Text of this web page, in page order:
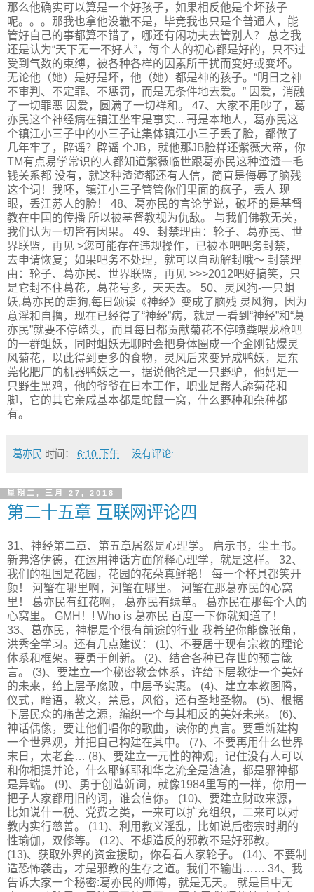
那么他确实可以算是一个好孩子，如果相反他是个坏孩子
呢。。。那我也拿他没辙不是，毕竟我也只是个普通人，能
管好自己的事都算不错了，哪还有闲功夫去管别人？ 总之我
还是认为“天下无一不好人”，每个人的初心都是好的，只不过
受到气数的束缚，被各种各样的因素所干扰而变好或变坏。
无论他（她）是好是坏，他（她）都是神的孩子。“明日之神
不审判、不定罪、不惩罚，而是无条件地去爱。” 因爱，消融
了一切罪恶 因爱，圆满了一切祥和。 47、大家不用吵了，葛
亦民这个神经病在镇江坐牢是事实... 哥是本地人，葛亦民这
个镇江小三子中的小三子让集体镇江小三子丢了脸，都做了
几年牢了，辟谣？辟谣 个JB，就他那JB脸样还紫薇大帝，你
TM有点易学常识的人都知道紫薇临世跟葛亦民这种渣渣一毛
钱关系都 没有，就这种渣渣都还有人信，简直是侮辱了脑残
这个词！我呸，镇江小三子管管你们里面的疯子，丢人 现
眼，丢江苏人的脸！ 48、葛亦民的言论学说，破坏的是基督
教在中国的传播 所以被基督教视为仇敌。 与我们佛教无关，
我们认为一切皆有因果。 49、封禁理由：轮子、葛亦民、世
界联盟，再见 >您可能存在违规操作，已被本吧吧务封禁，
去申请恢复；如果吧务不处理，就可以自动解封哦～ 封禁理
由：轮子、葛亦民、世界联盟，再见 >>>2012吧好搞笑，只
是它封不住葛花，葛花号多，天天去。 50、灵风狗-一只蛆
妖,葛亦民的走狗,每日颂读《神经》变成了脑残 灵风狗，因为
意淫和自撸，现在已经得了“神经”病，就是一看到“神经”和“葛
亦民”就要不停磕头，而且每日都贡献菊花不停喷粪喂龙枪吧
的一群蛆妖，同时蛆妖无聊时会把身体圈成一个金刚钻爆灵
风菊花，以此得到更多的食物，灵风后来变异成鸭妖，是东
莞化肥厂的机器鸭妖之一，据说他爸是一只野驴，他妈是一
只野生黑鸡，他的爷爷在日本工作，职业是帮人舔菊花和
脚，它的其它亲戚基本都是蛇鼠一窝，什么野种和杂种都
有。
葛亦民 时间： 6:10 下午 没有评论:
星期二, 三月 27, 2018
第二十五章 互联网评论四
31、神经第二章、第五章居然是心理学。 启示书，尘土书。
新弗洛伊德，在运用神话方面解释心理学，就是这样。 32、
我们的祖国是花园，花园的花朵真鲜艳！ 每一个杯具都笑开
颜！ 河蟹在哪里啊，河蟹在哪里。 河蟹在那葛亦民的心窝
里！ 葛亦民有红花啊， 葛亦民有绿草。 葛亦民在那每个人的
心窝里。 GMH！! Who is 葛亦民 百度一下你就知道了！
33、葛亦民，神棍是个很有前途的行业 我希望你能像张角，
洪秀全学习。还有几点建议： (1)、不要居于现有宗教的理论
体系和框架。要勇于创新。 (2)、结合各种已存世的预言箴
言。 (3)、要建立一个秘密教会体系，许给下层教徒一个美好
的未来，给上层予腐败，中层予实惠。 (4)、建立本教图腾，
仪式，暗语，教义，禁忌，风俗，还有圣地圣物。 (5)、根据
下层民众的痛苦之源，编织一个与其相反的美好未来。 (6)、
神话偶像，要让他们唱你的歌曲，读你的真言。要重新建构
一个世界观，并把自己构建在其中。 (7)、不要再用什么世界
末日，太老套… (8)、要建立一元性的神观，记住没有人可以
和你相提并论，什么耶稣耶和华之流全是渣渣，都是邪神都
是异端。 (9)、勇于创造新词，就像1984里写的一样，你用一
把子人家都用旧的词，谁会信你。 (10)、要建立财政来源，
比如说什一税、党费之类，一来可以扩充组织，二来可以对
教内实行慈善。 (11)、利用教义淫乱，比如说后密宗时期的
性瑜伽，双修等。 (12)、不想造反的邪教不是好邪教。
(13)、获取外界的资金援助，你看看人家轮子。 (14)、不要制
造恐怖袭击，才是邪教的生存之道。我们不输出…… 34、我
告诉大家一个秘密:葛亦民的师傅，就是无天。 就是目中无